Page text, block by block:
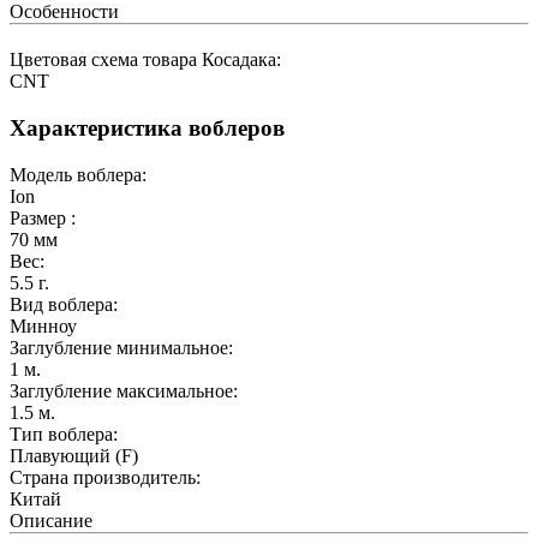
Особенности
Цветовая схема товара Косадака:
CNT
Характеристика воблеров
Модель воблера:
Ion
Размер :
70 мм
Вес:
5.5 г.
Вид воблера:
Минноу
Заглубление минимальное:
1 м.
Заглубление максимальное:
1.5 м.
Тип воблера:
Плавующий (F)
Страна производитель:
Китай
Описание